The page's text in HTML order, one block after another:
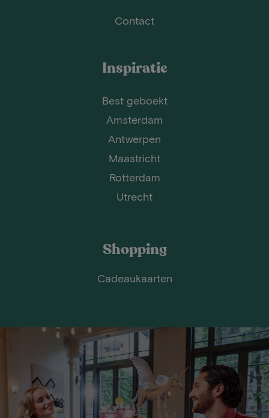
Contact
Inspiratie
Best geboekt
Amsterdam
Antwerpen
Maastricht
Rotterdam
Utrecht
Shopping
Cadeaukaarten